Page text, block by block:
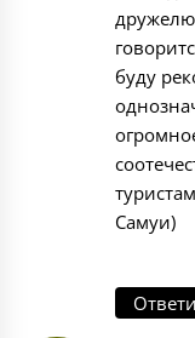
буду
Самуи)